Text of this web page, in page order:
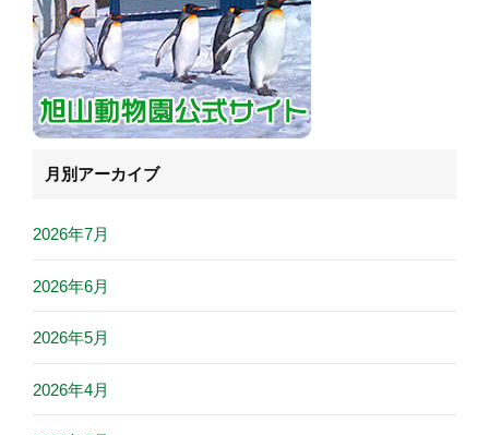
月別アーカイブ
2026年7月
2026年6月
2026年5月
2026年4月